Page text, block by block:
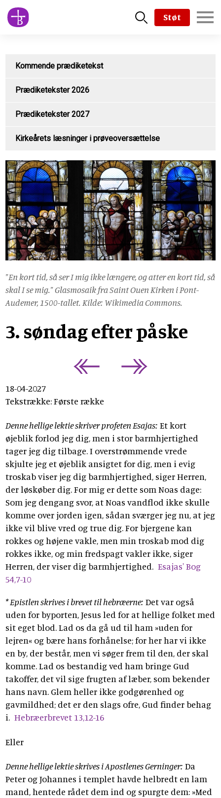
Skip
to
Støt
Kommende prædiketekst
Prædiketekster 2026
Prædiketekster 2027
Kirkeårets læsninger i prøveoversættelse
"En kort tid, så ser I mig ikke længere, og atter en kort tid, så
skal I se mig." Glasmosaik fra Saint Ouen Kirken i Pont-
Audemer, 1500-tallet. Kilde: Wikimedia Commons.
3. søndag efter påske
18-04-2027
Tekstrække: Første række
Denne hellige lektie skriver profeten Esajas: Et kort
øjeblik forlod jeg dig, men i stor barmhjertighed
tager jeg dig tilbage. I overstrømmende vrede
skjulte jeg et øjeblik ansigtet for dig, men i evig
troskab viser jeg dig barmhjertighed, siger Herren,
der løskøber dig. For mig er dette som Noas dage:
Som jeg dengang svor, at Noas vandflod ikke skulle
komme over jorden igen, sådan sværger jeg nu, at jeg
ikke vil blive vred og true dig. For bjergene kan
rokkes og højene vakle, men min troskab mod dig
rokkes ikke, og min fredspagt vakler ikke, siger
Herren, der viser dig barmhjertighed. Esajas' Bog
54,7-10
* Epistlen skrives i brevet til hebræerne: Det var også
uden for byporten, Jesus led for at hellige folket med
sit eget blod. Lad os da gå ud til ham »uden for
lejren« og bære hans forhånelse; for her har vi ikke
en by, der består, men vi søger frem til den, der skal
komme. Lad os bestandig ved ham bringe Gud
takoffer, det vil sige frugten af læber, som bekender
hans navn. Glem heller ikke godgørenhed og
gavmildhed; det er den slags ofre, Gud finder behag
i. Hebræerbrevet 13,12-16
Eller
Denne hellige lektie skrives i Apostlenes Gerninger: Da
Peter og Johannes i templet havde helbredt en lam
mand, hentede rådet dem ind og spurgte dem: »Med